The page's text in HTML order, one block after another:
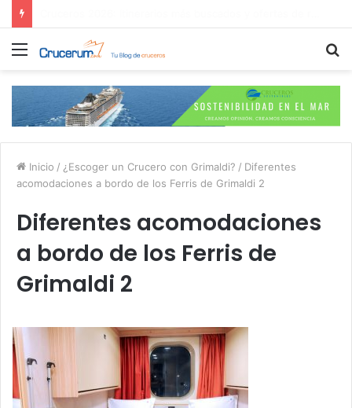
Menú
Inicio / ¿Escoger un Crucero con Grimaldi? / Diferentes
acomodaciones a bordo de los Ferris de Grimaldi 2
Diferentes acomodaciones
a bordo de los Ferris de
Grimaldi 2